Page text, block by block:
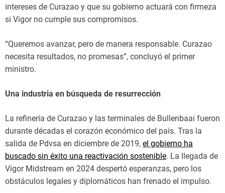
intereses de Curazao y que su gobierno actuará con firmeza
si Vigor no cumple sus compromisos.
“Queremos avanzar, pero de manera responsable. Curazao
necesita resultados, no promesas”, concluyó el primer
ministro.
Una industria en búsqueda de resurrección
La refinería de Curazao y las terminales de Bullenbaai fueron
durante décadas el corazón económico del país. Tras la
salida de Pdvsa en diciembre de 2019, el gobierno ha
buscado sin éxito una reactivación sostenible. La llegada de
Vigor Midstream en 2024 despertó esperanzas, pero los
obstáculos legales y diplomáticos han frenado el impulso.